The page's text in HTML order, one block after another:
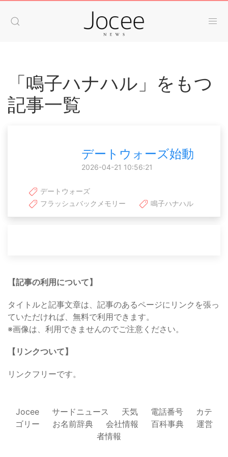
「鳴子ハナハル」をもつ
記事一覧
デートウォーズ始動
2026-04-21 10:56:21
デートウォーズ
フラッシュバックメモリー
鳴子ハナハル
【記事の利用について】
タイトルと記事文章は、記事のあるページにリンクを張っ
ていただければ、無料で利用できます。
※画像は、利用できませんのでご注意ください。
【リンクついて】
リンクフリーです。
Jocee サードニュース 天気 電話番号
カテ
ゴリー
お名前辞典 会社情報 百科事典
運営
者情報